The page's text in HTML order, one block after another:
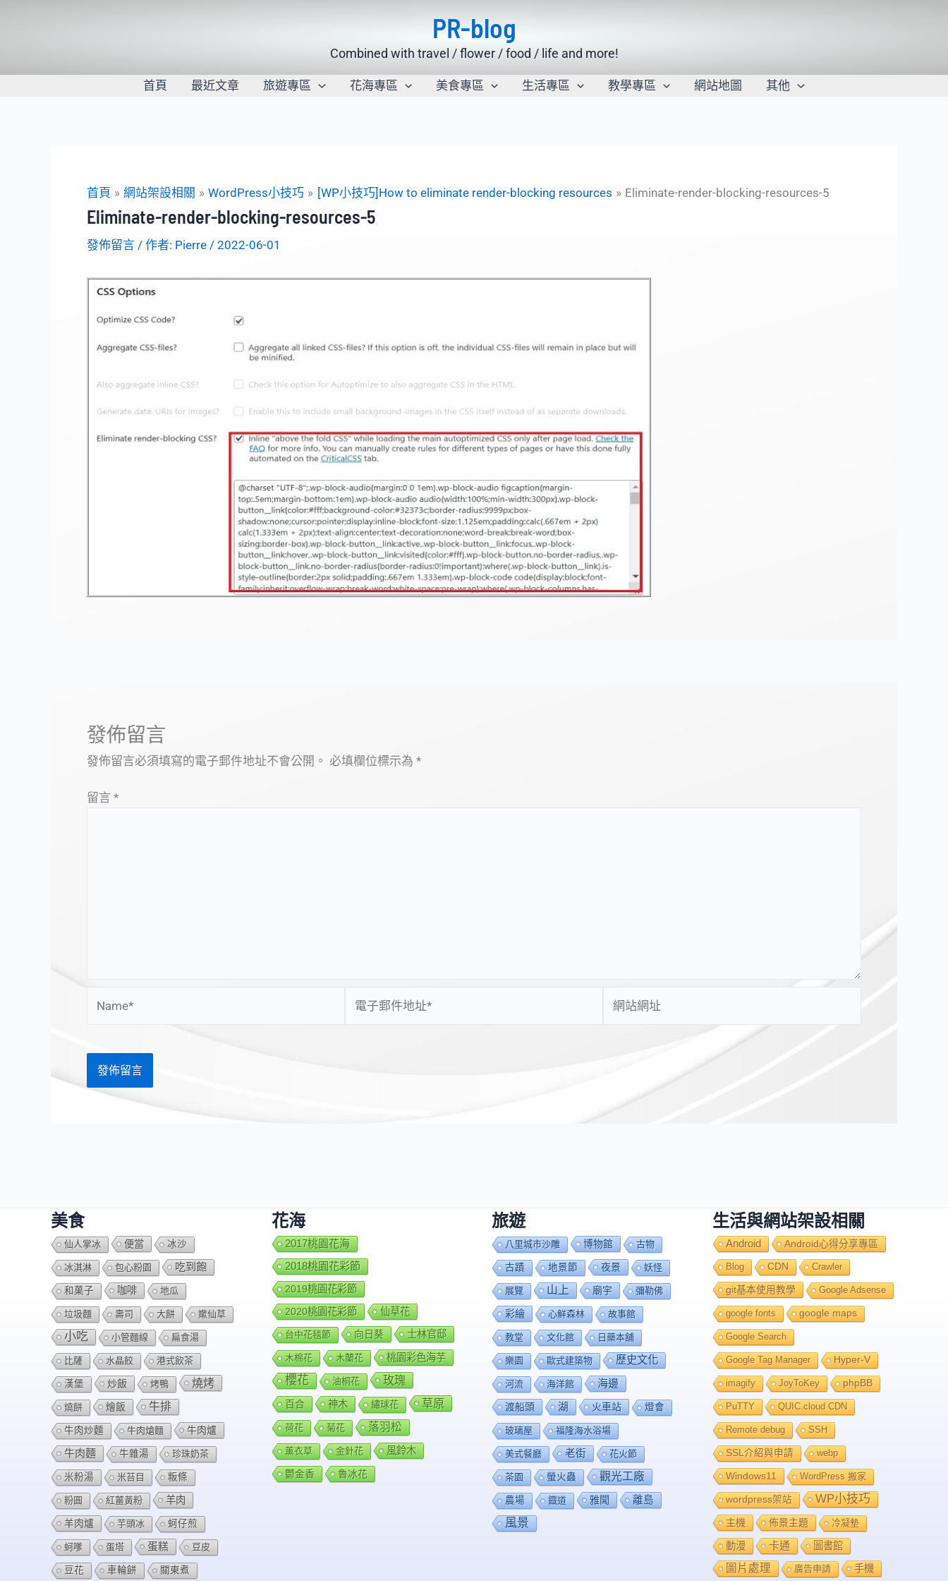
PR-blog
Combined with travel / flower / food / life and more!
首頁 最近文章 旅遊專區 花海專區 美食專區 生活專區 教學專區 網站地圖 其他
首頁 網站架設相關 WordPress小技巧 [WP小技巧]How to eliminate render-blocking resources Eliminate-render-blocking-resources-5
Eliminate-render-blocking-resources-5
發佈留言 / 作者: Pierre / 2022-06-01
發佈留言
發佈留言必須填寫的電子郵件地址不會公開。 必填欄位標示為 *
留言 *
站
美食
仙人掌冰 便當 冰沙
冰淇淋 包心粉園 吃到飽
和菓子 咖啡 地瓜
垃圾麵 壽司 大餅 嫰仙草
小吃 小管麵線 扁食湯
比薩 水晶餃 港式飲茶
漢堡 炒飯 烤鴨 燒烤
燒餅 燴飯 牛排
牛肉炒麵 牛肉熗麵 牛肉爐
牛肉麵 牛雜湯 珍珠奶茶
米粉湯 米苔目 粄條
粉圓 紅薑黃粉 羊肉
羊肉爐 芋頭冰 蚵仔煎
蚵嗲 蛋塔 蛋糕 豆皮
豆花 車輪餅 關東煮
花海
2017桃園花海
2018桃園花彩節
2019桃園花彩節
2020桃園花彩節
仙草花
台中花毯節 向日葵 士林官邸
木棉花 木蘭花 桃園彩色海芋
櫻花 油桐花 玫瑰
百合 神木 繡球花 草原
荷花 菊花 落羽松
薰衣草 金針花 風鈴木
鬱金香 魯冰花
旅遊
八里城市沙雕 博物館 古物
古蹟 地景節 夜景 妖怪
展覽 山上 廟宇 彌勒佛
彩繪 心鮮森林 故事館
教堂 文化館 日藥本舖
樂園 歐式建築物 歷史文化
河流 海洋館 海邊
渡船頭 湖 火車站 燈會
玻璃屋 福隆海水浴場
美式餐廳 老街 花火節
茶園 螢火蟲 觀光工廠
農場 鐡道 雅聞 離島
風景
生活與網站架設相關
Android Android心得分享專區
Blog CDN Crawler
git基本使用教學 Google Adsense
google fonts google maps
Google Search
Google Tag Manager Hyper-V
imagify JoyToKey phpBB
PuTTY QUIC.cloud CDN
Remote debug SSH
SSL介紹與申請 webp
Windows11 WordPress 搬家
wordpress架站 WP小技巧
主機 佈景主題 冷凝墊
動漫 卡通 圖書館
圖片處理 廣告申請 手機